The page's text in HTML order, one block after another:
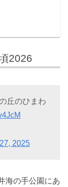
2026
丘のひまわ
2025
海の手公園にあ